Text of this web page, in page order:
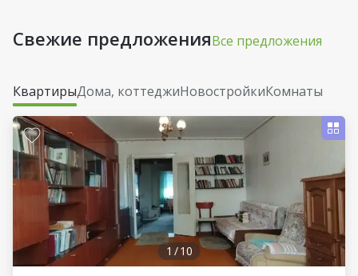
Свежие предложенияВсе предложения
КвартирыДома, коттеджиНовостройкиКомнаты
1 /10